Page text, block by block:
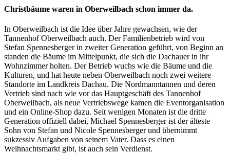
Christbäume waren in Oberweilbach schon immer da.
In Oberweilbach ist die Idee über Jahre gewachsen, wie der
Tannenhof Oberweilbach auch. Der Familienbetrieb wird von
Stefan Spennesberger in zweiter Generation geführt, von Beginn an
standen die Bäume im Mittelpunkt, die sich die Dachauer in ihr
Wohnzimmer holten. Der Betrieb wuchs wie die Bäume und die
Kulturen, und hat heute neben Oberweilbach noch zwei weitere
Standorte im Landkreis Dachau. Die Nordmanntannen und deren
Vertrieb sind nach wie vor das Hauptgeschäft des Tannenhof
Oberweilbach, als neue Vertriebswege kamen die Eventorganisation
und ein Online-Shop dazu. Seit wenigen Monaten ist die dritte
Generation offiziell dabei, Michael Spennesberger ist der älteste
Sohn von Stefan und Nicole Spennesberger und übernimmt
sukzessiv Aufgaben von seinem Vater. Dass es einen
Weihnachtsmarkt gibt, ist auch sein Verdienst.